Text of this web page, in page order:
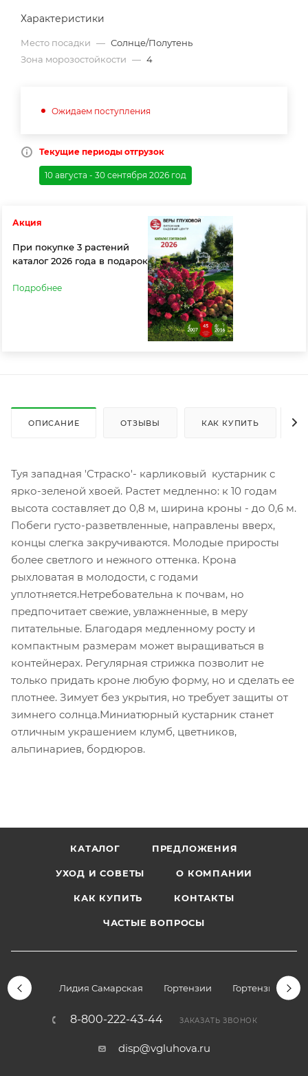
Характеристики
Место посадки — Солнце/Полутень
Зона морозостойкости — 4
Ожидаем поступления
Текущие периоды отгрузок
10 августа - 30 сентября 2026 год
Акция
При покупке 3 растений
каталог 2026 года в подарок
Подробнее
ОПИСАНИЕ ОТЗЫВЫ КАК КУПИТЬ
Туя западная 'Страско'- карликовый кустарник с
ярко-зеленой хвоей. Растет медленно: к 10 годам
высота составляет до 0,8 м, ширина кроны - до 0,6 м.
Побеги густо-разветвленные, направлены вверх,
концы слегка закручиваются. Молодые приросты
более светлого и нежного оттенка. Крона
рыхловатая в молодости, с годами
уплотняется.Нетребовательна к почвам, но
предпочитает свежие, увлажненные, в меру
питательные. Благодаря медленному росту и
компактным размерам может выращиваться в
контейнерах. Регулярная стрижка позволит не
только придать кроне любую форму, но и сделать ее
плотнее. Зимует без укрытия, но требует защиты от
зимнего солнца.Миниатюрный кустарник станет
отличным украшением клумб, цветников,
альпинариев, бордюров.
КАТАЛОГ ПРЕДЛОЖЕНИЯ
УХОД И СОВЕТЫ О КОМПАНИИ
КАК КУПИТЬ КОНТАКТЫ
ЧАСТЫЕ ВОПРОСЫ
Лидия Самарская Гортензии Гортензии
8-800-222-43-44 ЗАКАЗАТЬ ЗВОНОК
disp@vgluhova.ru